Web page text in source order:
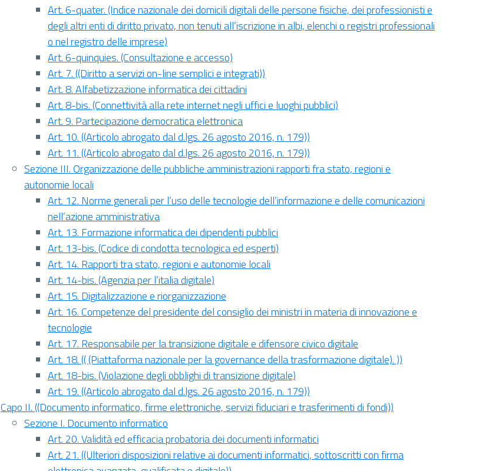
Art. 6-quater. (Indice nazionale dei domicili digitali delle persone fisiche, dei professionisti e
degli altri enti di diritto privato, non tenuti all’iscrizione in albi, elenchi o registri professionali
o nel registro delle imprese)
Art. 6-quinquies. (Consultazione e accesso)
Art. 7. ((Diritto a servizi on-line semplici e integrati))
Art. 8. Alfabetizzazione informatica dei cittadini
Art. 8-bis. (Connettività alla rete internet negli uffici e luoghi pubblici)
Art. 9. Partecipazione democratica elettronica
Art. 10. ((Articolo abrogato dal d.lgs. 26 agosto 2016, n. 179))
Art. 11. ((Articolo abrogato dal d.lgs. 26 agosto 2016, n. 179))
Sezione III. Organizzazione delle pubbliche amministrazioni rapporti fra stato, regioni e
autonomie locali
Art. 12. Norme generali per l’uso delle tecnologie dell’informazione e delle comunicazioni
nell’azione amministrativa
Art. 13. Formazione informatica dei dipendenti pubblici
Art. 13-bis. (Codice di condotta tecnologica ed esperti)
Art. 14. Rapporti tra stato, regioni e autonomie locali
Art. 14-bis. (Agenzia per l’italia digitale)
Art. 15. Digitalizzazione e riorganizzazione
Art. 16. Competenze del presidente del consiglio dei ministri in materia di innovazione e
tecnologie
Art. 17. Responsabile per la transizione digitale e difensore civico digitale
Art. 18. (( (Piattaforma nazionale per la governance della trasformazione digitale). ))
Art. 18-bis. (Violazione degli obblighi di transizione digitale)
Art. 19. ((Articolo abrogato dal d.lgs. 26 agosto 2016, n. 179))
Capo II. ((Documento informatico, firme elettroniche, servizi fiduciari e trasferimenti di fondi))
Sezione I. Documento informatico
Art. 20. Validità ed efficacia probatoria dei documenti informatici
Art. 21. ((Ulteriori disposizioni relative ai documenti informatici, sottoscritti con firma